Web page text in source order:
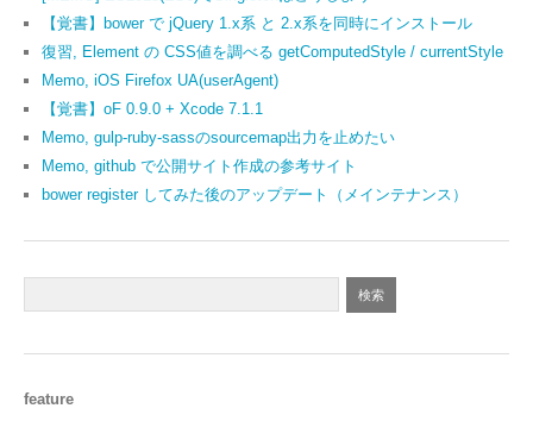
【覚書】bower で jQuery 1.x系 と 2.x系を同時にインストール
復習, Element の CSS値を調べる getComputedStyle / currentStyle
Memo, iOS Firefox UA(userAgent)
【覚書】oF 0.9.0 + Xcode 7.1.1
Memo, gulp-ruby-sassのsourcemap出力を止めたい
Memo, github で公開サイト作成の参考サイト
bower register してみた後のアップデート（メインテナンス）
feature